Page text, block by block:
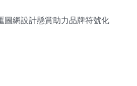
圖網設計懸賞助力品牌符號化